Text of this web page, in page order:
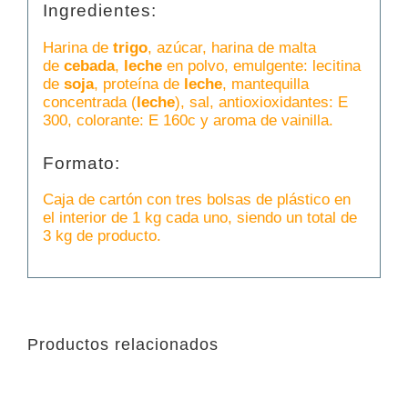
Ingredientes:
Harina de trigo, azúcar, harina de malta
de cebada, lecheen polvo, emulgente: lecitina
desoja, proteína deleche, mantequilla
concentrada (leche), sal, antioxioxidantes: E
300, colorante: E 160c y aroma de vainilla.
Formato:
Caja de cartón con tres bolsas de plástico en
el interior de 1 kg cada uno, siendo un total de
3 kg de producto.
Productos relacionados